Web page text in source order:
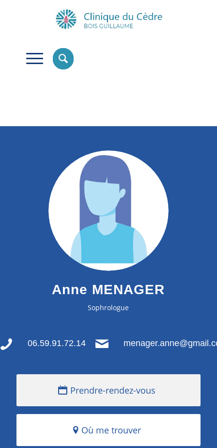
Anne MENAGER
Sophrologue
06.59.91.72.14
Prendre-rendez-vous
Où me trouver